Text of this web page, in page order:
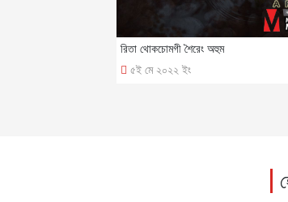
রিতা থোকচোমগী শৈরেং অহুম
৫ই মে ২০২২ ইং